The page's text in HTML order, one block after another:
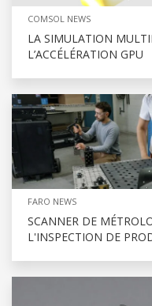
COMSOL NEWS
LA SIMULATION
L’ACCÉLÉRATION GPU
FARO NEWS
SCANNER DE
L'INSPECTION DE